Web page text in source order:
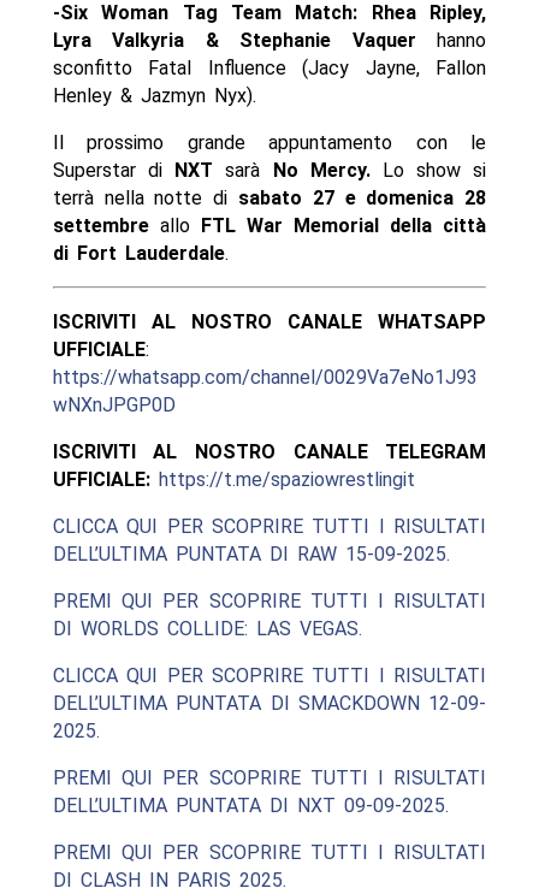
-Six Woman Tag Team Match: Rhea Ripley,
Lyra Valkyria & Stephanie Vaquer hanno
sconfitto Fatal Influence (Jacy Jayne, Fallon
Henley & Jazmyn Nyx).
Il prossimo grande appuntamento con le
Superstar di
NXTsarà No Mercy.Lo show si
terrà nella notte di sabato 27 e domenica 28
settembreallo
FTL War Memorial della città
di Fort Lauderdale.
ISCRIVITI AL NOSTRO CANALE WHATSAPP
UFFICIALE:
https://whatsapp.com/channel/0029Va7eNo1J93
wNXnJPGP0D
ISCRIVITI AL NOSTRO CANALE TELEGRAM
UFFICIALE: https://t.me/spaziowrestlingit
CLICCA QUI PER SCOPRIRE TUTTI I RISULTATI
DELL’ULTIMA PUNTATA DI RAW 15-09-2025.
PREMI QUI PER SCOPRIRE TUTTI I RISULTATI
DI WORLDS COLLIDE: LAS VEGAS.
CLICCA QUI PER SCOPRIRE TUTTI I RISULTATI
DELL’ULTIMA PUNTATA DI SMACKDOWN 12-09-
2025.
PREMI QUI PER SCOPRIRE TUTTI I RISULTATI
DELL’ULTIMA PUNTATA DI NXT 09-09-2025.
PREMI QUI PER SCOPRIRE TUTTI I RISULTATI
DI CLASH IN PARIS 2025.